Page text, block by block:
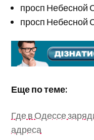
просп Небесной
просп Небесной
Еще по теме:
Где в Одессе
адреса